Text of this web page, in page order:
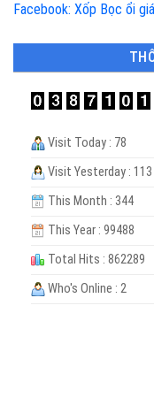
Facebook: Xốp Bọc ổi
Visit Today : 78
Visit Yesterday : 113
This Month : 344
This Year : 99488
Total Hits : 862289
Who's Online : 2